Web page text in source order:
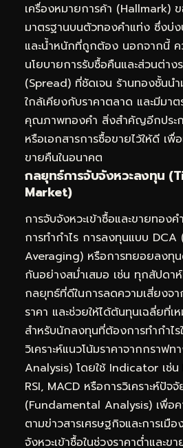
เครื่องหมายการค้า (Hallmark)
มาตรฐานบนตัวทองคำแท่ง ซึ่งบ่
และน้ำหนักที่ถูกต้อง นอกจากนี้
นโยบายการรับซื้อคืนและส่วนต่าง
(Spread) ที่ชัดเจน ร้านทองชั้นน
ใกล้เคียงกับราคาตลาด และมีมา
คุณภาพทองคำ สิ่งสำคัญอีกประก
หรือเอกสารการซื้อขายไว้ให้ดี เพื่
ขายคืนในอนาคต
กลยุทธ์การจับจังหวะลงทุน
Market)
การจับจังหวะเข้าซื้อและขายทอง
การทำกำไร การลงทุนแบบ
Averaging) หรือการทยอยลงทุน
กันอย่างสม่ำเสมอ เช่น ทุกสัปดา
กลยุทธ์ที่ดีในการลดความเสี่ยงจ
ราคา และช่วยให้ได้ต้นทุนเฉลี่ยที่เ
สำหรับนักลงทุนที่ต้องการทำกำไร
วิเคราะห์แนวโน้มราคาจากกราฟ
Analysis) โดยใช้ Indicator เช่
RSI, MACD หรือการวิเคราะห์ปัจ
(Fundamental Analysis) เพื่อ
ตามข่าวสารเศรษฐกิจและการเมื
จังหวะเข้าซื้อในช่วงราคาต่ำและข